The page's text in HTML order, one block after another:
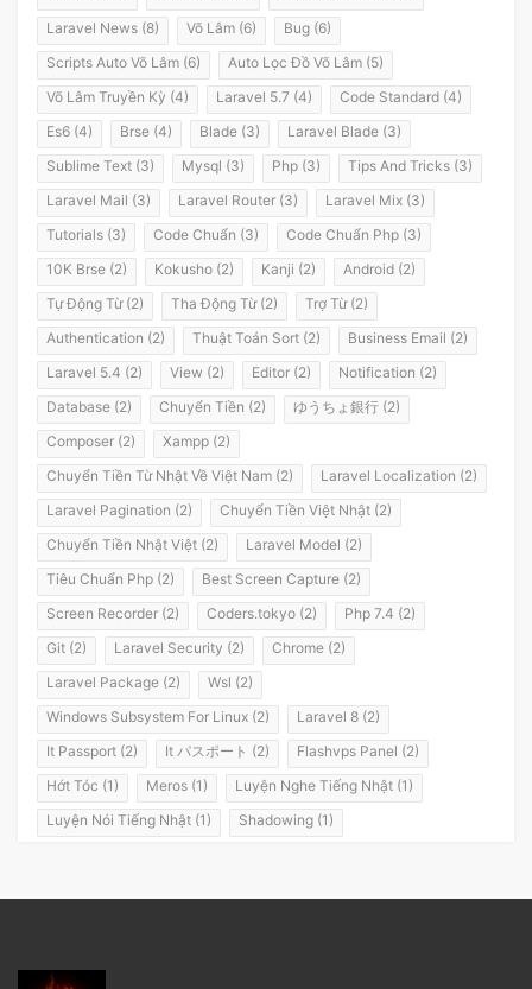
Laravel News (8)
Võ Lâm (6)
Bug (6)
Scripts Auto Võ Lâm (6)
Auto Lọc Đồ Võ Lâm (5)
Võ Lâm Truyền Kỳ (4)
Laravel 5.7 (4)
Code Standard (4)
Es6 (4)
Brse (4) Blade (3)
Laravel Blade (3)
Sublime Text (3)
Mysql (3) Php (3)
Tips And Tricks (3)
Laravel Mail (3)
Laravel Router (3)
Laravel Mix (3)
Tutorials (3)
Code Chuẩn (3)
Code Chuẩn Php (3)
10K Brse (2)
Kokusho (2) Kanji (2)
Android (2)
Tự Động Từ (2)
Tha Động Từ (2)
Trợ Từ (2)
Authentication (2)
Thuật Toán Sort (2)
Business Email (2)
Laravel 5.4 (2)
View (2) Editor (2)
Notification (2)
Database (2)
Chuyển Tiền (2)
ゆうちょ銀行 (2)
Composer (2)
Xampp (2)
Chuyển Tiền Từ Nhật Về Việt Nam (2)
Laravel Localization (2)
Laravel Pagination (2)
Chuyển Tiền Việt Nhật (2)
Chuyển Tiền Nhật Việt (2)
Laravel Model (2)
Tiêu Chuẩn Php (2)
Best Screen Capture (2)
Screen Recorder (2)
Coders.tokyo (2)
Php 7.4 (2)
Git (2)
Laravel Security (2)
Chrome (2)
Laravel Package (2)
Wsl (2)
Windows Subsystem For Linux (2)
Laravel 8 (2)
It Passport (2)
It パスポート (2)
Flashvps Panel (2)
Hớt Tóc (1)
Meros (1)
Luyện Nghe Tiếng Nhật (1)
Luyện Nói Tiếng Nhật (1)
Shadowing (1)